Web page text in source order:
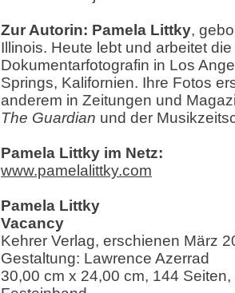
Zur Autorin: Pamela Littky,
Illinois. Heute lebt und arbeitet
Dokumentarfotografin in Los
Springs, Kalifornien. Ihre Fotos
anderem in Zeitungen und
The Guardian und der
Pamela Littky im Netz:
www.pamelalittky.com
Pamela Littky
Vacancy
Kehrer Verlag, erschienen März
Gestaltung: Lawrence Azerrad
30,00 cm x 24,00 cm, 144